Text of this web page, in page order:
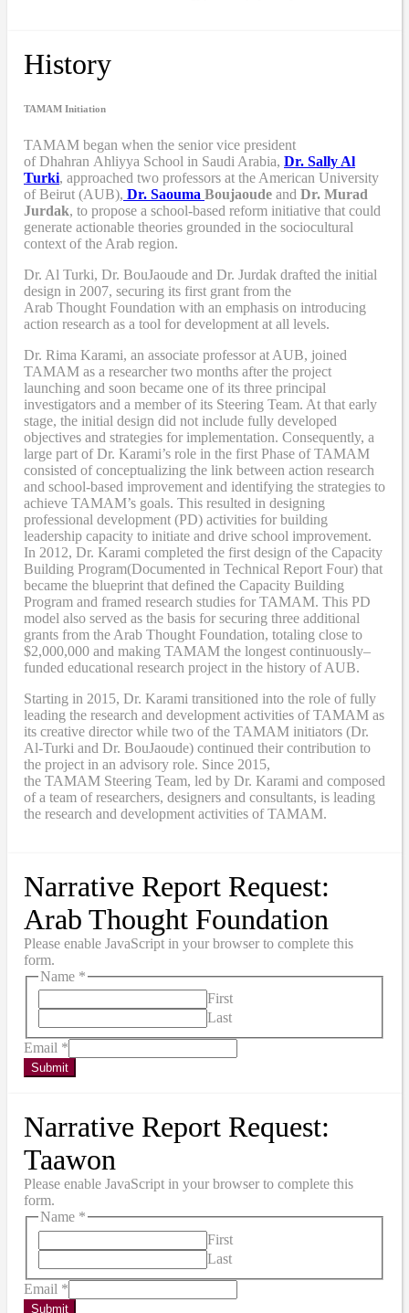
History
TAMAM Initiation
TAMAM began when the senior vice president
of Dhahran Ahliyya School in Saudi Arabia, Dr. Sally Al
Turki, approached two professors at the American University
of Beirut (AUB), Dr. Saouma Boujaoude and Dr. Murad
Jurdak, to propose a school-based reform initiative that could
generate actionable theories grounded in the sociocultural
context of the Arab region.
Dr. Al Turki, Dr. BouJaoude and Dr. Jurdak drafted the initial
design in 2007, securing its first grant from the
Arab Thought Foundation with an emphasis on introducing
action research as a tool for development at all levels.
Dr. Rima Karami, an associate professor at AUB, joined
TAMAM as a researcher two months after the project
launching and soon became one of its three principal
investigators and a member of its Steering Team. At that early
stage, the initial design did not include fully developed
objectives and strategies for implementation. Consequently, a
large part of Dr. Karami’s role in the first Phase of TAMAM
consisted of conceptualizing the link between action research
and school-based improvement and identifying the strategies to
achieve TAMAM’s goals. This resulted in designing
professional development (PD) activities for building
leadership capacity to initiate and drive school improvement.
In 2012, Dr. Karami completed the first design of the Capacity
Building Program(Documented in Technical Report Four) that
became the blueprint that defined the Capacity Building
Program and framed research studies for TAMAM. This PD
model also served as the basis for securing three additional
grants from the Arab Thought Foundation, totaling close to
$2,000,000 and making TAMAM the longest continuously–
funded educational research project in the history of AUB.
Starting in 2015, Dr. Karami transitioned into the role of fully
leading the research and development activities of TAMAM as
its creative director while two of the TAMAM initiators (Dr.
Al-Turki and Dr. BouJaoude) continued their contribution to
the project in an advisory role. Since 2015,
the TAMAM Steering Team, led by Dr. Karami and composed
of a team of researchers, designers and consultants, is leading
the research and development activities of TAMAM.
Narrative Report Request:
Arab Thought Foundation
Please enable JavaScript in your browser to complete this
form.
Name *
First
Last
Email *
Submit
Narrative Report Request:
Taawon
Please enable JavaScript in your browser to complete this
form.
Name *
First
Last
Email *
Submit